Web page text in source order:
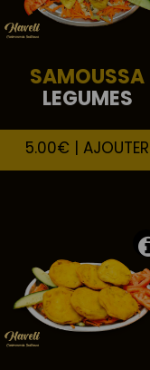
SAMOUSSA
LEGUMES
5.00€ | AJOUTER